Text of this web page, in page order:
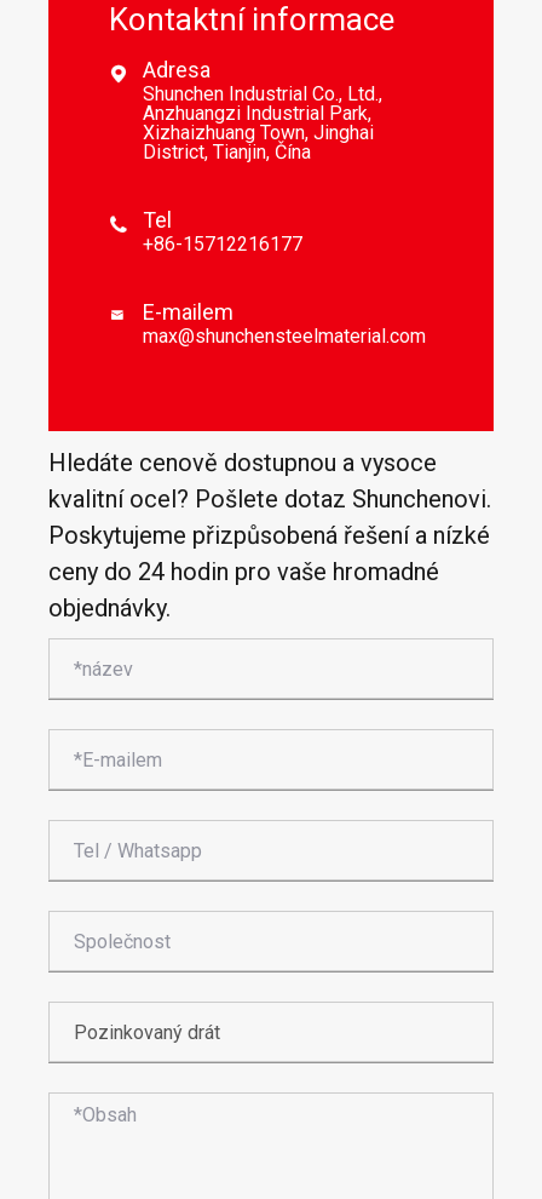
Kontaktní informace
 Adresa
Shunchen Industrial Co., Ltd.,
Anzhuangzi Industrial Park,
Xizhaizhuang Town, Jinghai
District, Tianjin, Čína
 Tel
+86-15712216177
 E-mailem
max@shunchensteelmaterial.com
Hledáte cenově dostupnou a vysoce
kvalitní ocel? Pošlete dotaz Shunchenovi.
Poskytujeme přizpůsobená řešení a nízké
ceny do 24 hodin pro vaše hromadné
objednávky.